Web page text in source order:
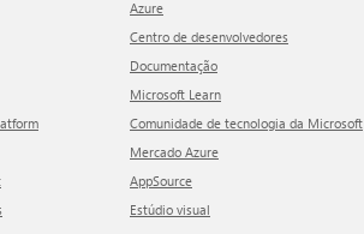
Azure
Centro de desenvolvedores
Documentação
Microsoft Learn
Comunidade de tecnologia da Microsoft
Mercado Azure
AppSource
Estúdio visual